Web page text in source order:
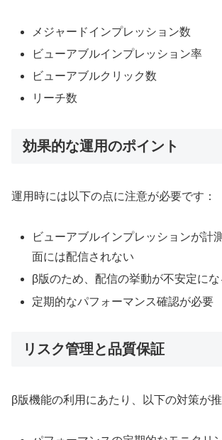
メジャードインプレッション数
ビューアブルインプレッション率
ビューアブルクリック数
リーチ数
効果的な運用のポイント
運用時には以下の点に注意が必要です：
ビューアブルインプレッションが計
面には配信されない
β版のため、配信の挙動が不安定に
定期的なパフォーマンス確認が必要
リスク管理と品質保証
β版機能の利用にあたり、以下の対策が推